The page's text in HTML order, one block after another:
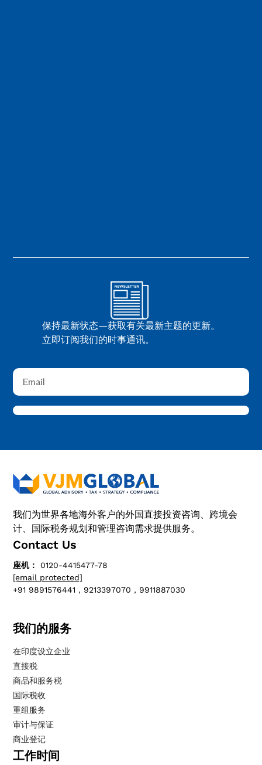
保持最新状态—获取有关最新主题的更新。
立即订阅我们的时事通讯。
我们为世界各地海外客户的外国直接投资咨询、跨境会
计、国际税务规划和管理咨询需求提供服务。
Contact Us
座机：
0120-4415477-78
[email protected]
+91 9891576441，9213397070，9911887030
我们的服务
在印度设立企业
直接税
商品和服务税
国际税收
重组服务
审计与保证
商业登记
工作时间